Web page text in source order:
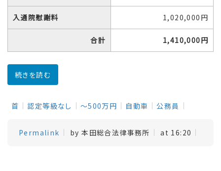
入通院慰謝料 1,020,000円
合計 1,410,000円
続きを読む
首 認定等級なし ～500万円 自動車 公務員
Permalink by 本田総合法律事務所 at 16:20